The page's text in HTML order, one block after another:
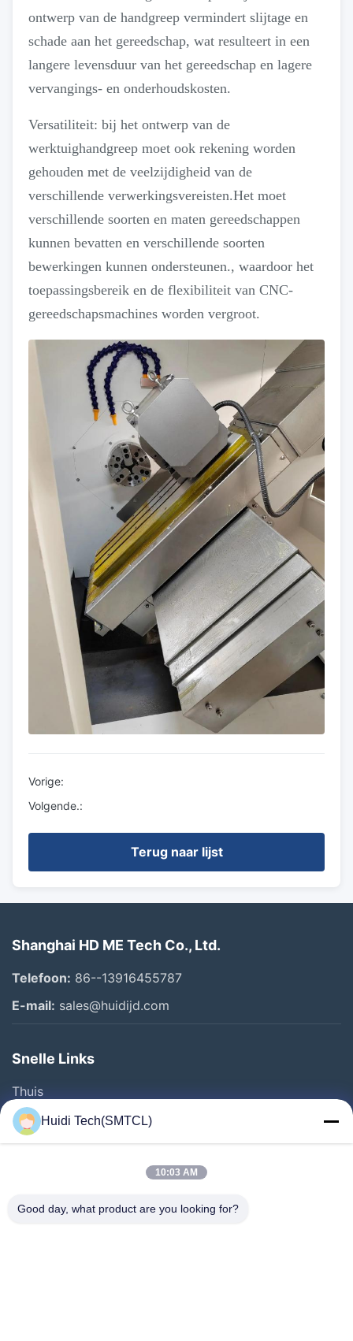
ontwerp van de handgreep vermindert slijtage en
schade aan het gereedschap, wat resulteert in een
langere levensduur van het gereedschap en lagere
vervangings- en onderhoudskosten.
Versatiliteit: bij het ontwerp van de
werktuighandgreep moet ook rekening worden
gehouden met de veelzijdigheid van de
verschillende verwerkingsvereisten.Het moet
verschillende soorten en maten gereedschappen
kunnen bevatten en verschillende soorten
bewerkingen kunnen ondersteunen., waardoor het
toepassingsbereik en de flexibiliteit van CNC-
gereedschapsmachines worden vergroot.
Vorige:
Volgende.:
Terug naar lijst
Shanghai HD ME Tech Co., Ltd.
Telefoon: 86--13916455787
E-mail: sales@huidijd.com
Snelle Links
Thuis
Producten
Videos
Fabrieksreis
Huidi Tech(SMTCL)
10:03 AM
Good day, what product are you looking for?